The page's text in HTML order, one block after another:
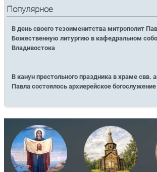
Популярное
В день своего тезоименитства митрополит
Божественную литургию в кафедральном
Владивостока
В канун престольного праздника в храме свв.
Павла состоялось архиерейское богослужение